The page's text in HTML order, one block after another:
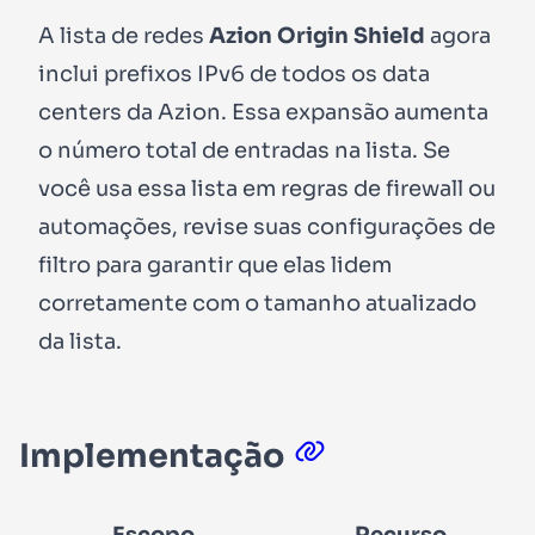
A lista de redes Azion Origin Shield agora
inclui prefixos IPv6 de todos os data
centers da Azion. Essa expansão aumenta
o número total de entradas na lista. Se
você usa essa lista em regras de firewall ou
automações, revise suas configurações de
filtro para garantir que elas lidem
corretamente com o tamanho atualizado
da lista.
Implementação